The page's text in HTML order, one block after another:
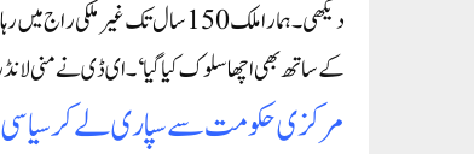
دیکھی۔ ہمارا ملک 150سال تک
کے ساتھ بھی اچھا سلوک کیا گیا‘۔ای ڈی نے منی
مرکزی حکومت سے سپاری لے کر سیاسی